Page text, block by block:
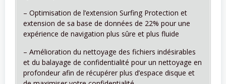
– Optimisation de l’extension Surfing Protection et
extension de sa base de données de 22% pour une
expérience de navigation plus sûre et plus fluide
– Amélioration du nettoyage des fichiers indésirables
et du balayage de confidentialité pour un nettoyage en
profondeur afin de récupérer plus d’espace disque et